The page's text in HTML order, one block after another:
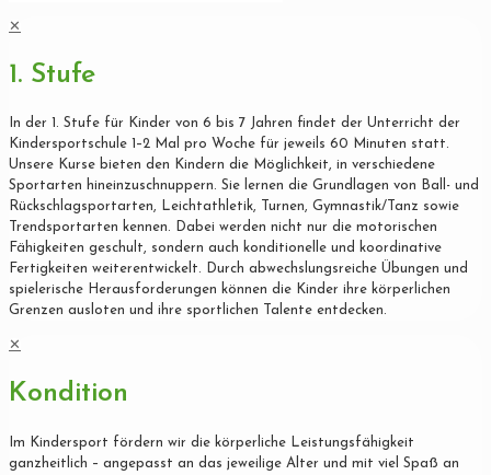
✕
1. Stufe
In der 1. Stufe für Kinder von 6 bis 7 Jahren findet der Unterricht der
Kindersportschule 1–2 Mal pro Woche für jeweils 60 Minuten statt.
Unsere Kurse bieten den Kindern die Möglichkeit, in verschiedene
Sportarten hineinzuschnuppern. Sie lernen die Grundlagen von Ball- und
Rückschlagsportarten, Leichtathletik, Turnen, Gymnastik/Tanz sowie
Trendsportarten kennen. Dabei werden nicht nur die motorischen
Fähigkeiten geschult, sondern auch konditionelle und koordinative
Fertigkeiten weiterentwickelt. Durch abwechslungsreiche Übungen und
spielerische Herausforderungen können die Kinder ihre körperlichen
Grenzen ausloten und ihre sportlichen Talente entdecken.
✕
Kondition
Im Kindersport fördern wir die körperliche Leistungsfähigkeit
ganzheitlich – angepasst an das jeweilige Alter und mit viel Spaß an